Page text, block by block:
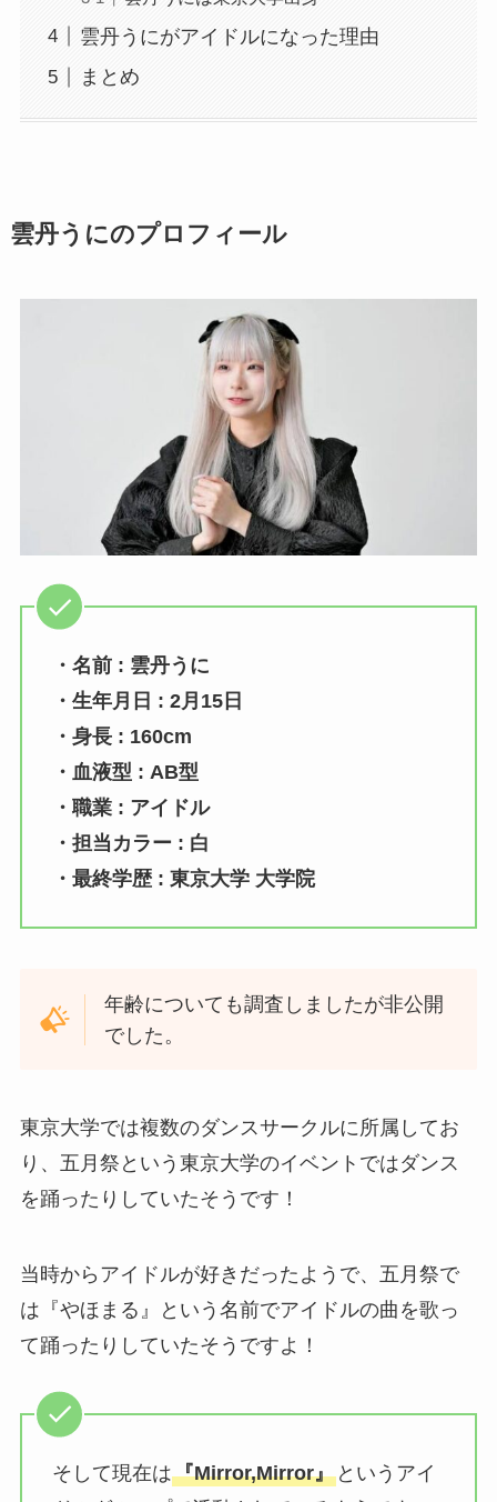
雲丹うにがアイドルになった理由
まとめ
雲丹うにのプロフィール
・名前 : 雲丹うに
・生年月日 : 2月15日
・身長 : 160cm
・血液型 : AB型
・職業 : アイドル
・担当カラー : 白
・最終学歴 : 東京大学 大学院
年齢についても調査しましたが非公開
でした。
東京大学では複数のダンスサークルに所属してお
り、五月祭という東京大学のイベントではダンス
を踊ったりしていたそうです！
当時からアイドルが好きだったようで、五月祭で
は『やほまる』という名前でアイドルの曲を歌っ
て踊ったりしていたそうですよ！
そして現在は『Mirror,Mirror』というアイ